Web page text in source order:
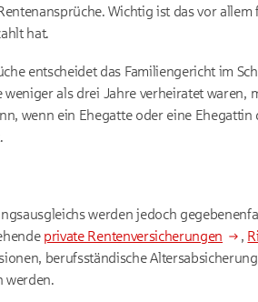
Wichtig ist das vor
hat.
entscheidet das Familiengericht im
als drei Jahre verheiratet waren,
wenn ein Ehegatte oder eine
werden jedoch
private Rentenversicherungen ,
berufsständische
werden.